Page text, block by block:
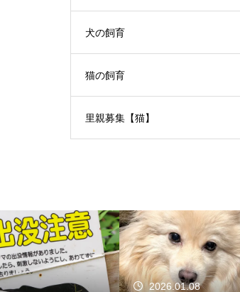
犬の飼育
猫の飼育
里親募集【猫】
2026.01.08